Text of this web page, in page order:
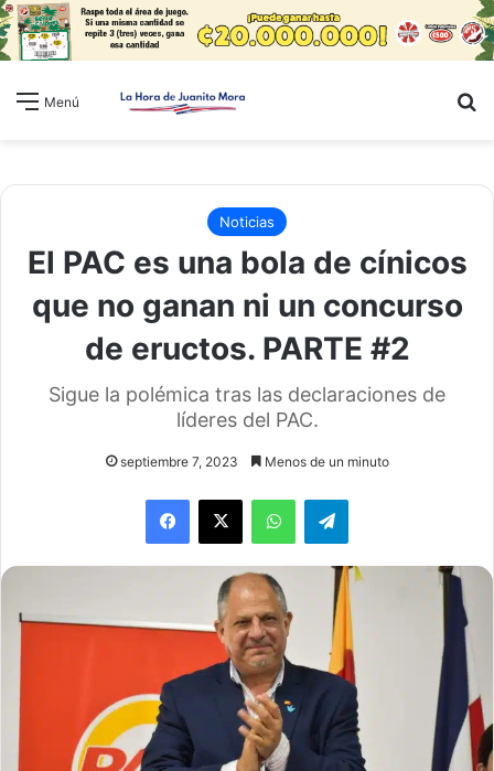
Menú
Noticias
El PAC es una bola de cínicos
que no ganan ni un concurso
de eructos. PARTE #2
Sigue la polémica tras las declaraciones de
líderes del PAC.
septiembre 7, 2023 Menos de un minuto
WhatsAppTelegram